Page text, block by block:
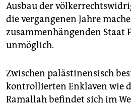
Ausbau der
die vergangenen Jahre
zusammenhängenden Staat
unmöglich.
Zwischen palästinensisch
kontrollierten Enklaven wie
Ramallah befindet sich im